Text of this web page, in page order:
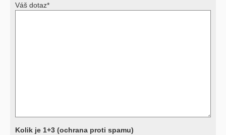
Výsledky vyšetření
Váš dotaz*
Kolik je 1+3 (ochrana proti spamu)